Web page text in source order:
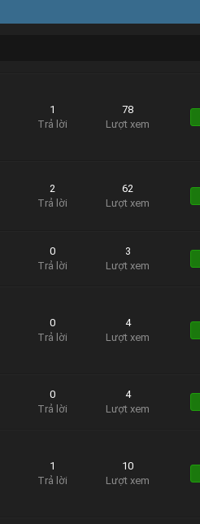
1
Trả lời
78
Lượt xem
2
Trả lời
62
Lượt xem
0
Trả lời
3
Lượt xem
0
Trả lời
4
Lượt xem
0
Trả lời
4
Lượt xem
1
Trả lời
10
Lượt xem